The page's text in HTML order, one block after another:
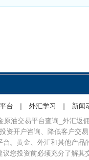
台 | 外汇学习 | 新闻
原油交易平台查询_外汇返
资开户咨询、降低客户交
。黄金、外汇和其他产品
您投资前必须充分了解